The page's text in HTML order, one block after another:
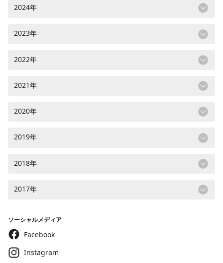
2024年
2023年
2022年
2021年
2020年
2019年
2018年
2017年
ソーシャルメディア
Facebook
Instagram